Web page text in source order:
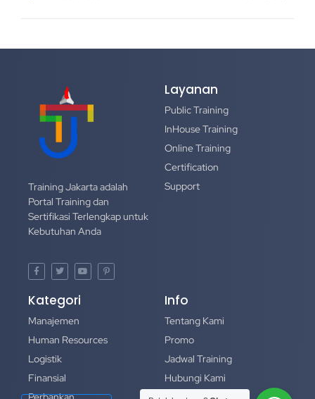
Training Jakarta adalah
Portal Training dan
Sertifikasi Terlengkap untuk
Kebutuhan Anda
Layanan
Public Training
InHouse Training
Online Training
Certification
Support
Kategori
Manajemen
Human Resources
Logistik
Finansial
Info
Tentang Kami
Promo
Jadwal Training
Hubungi Kami